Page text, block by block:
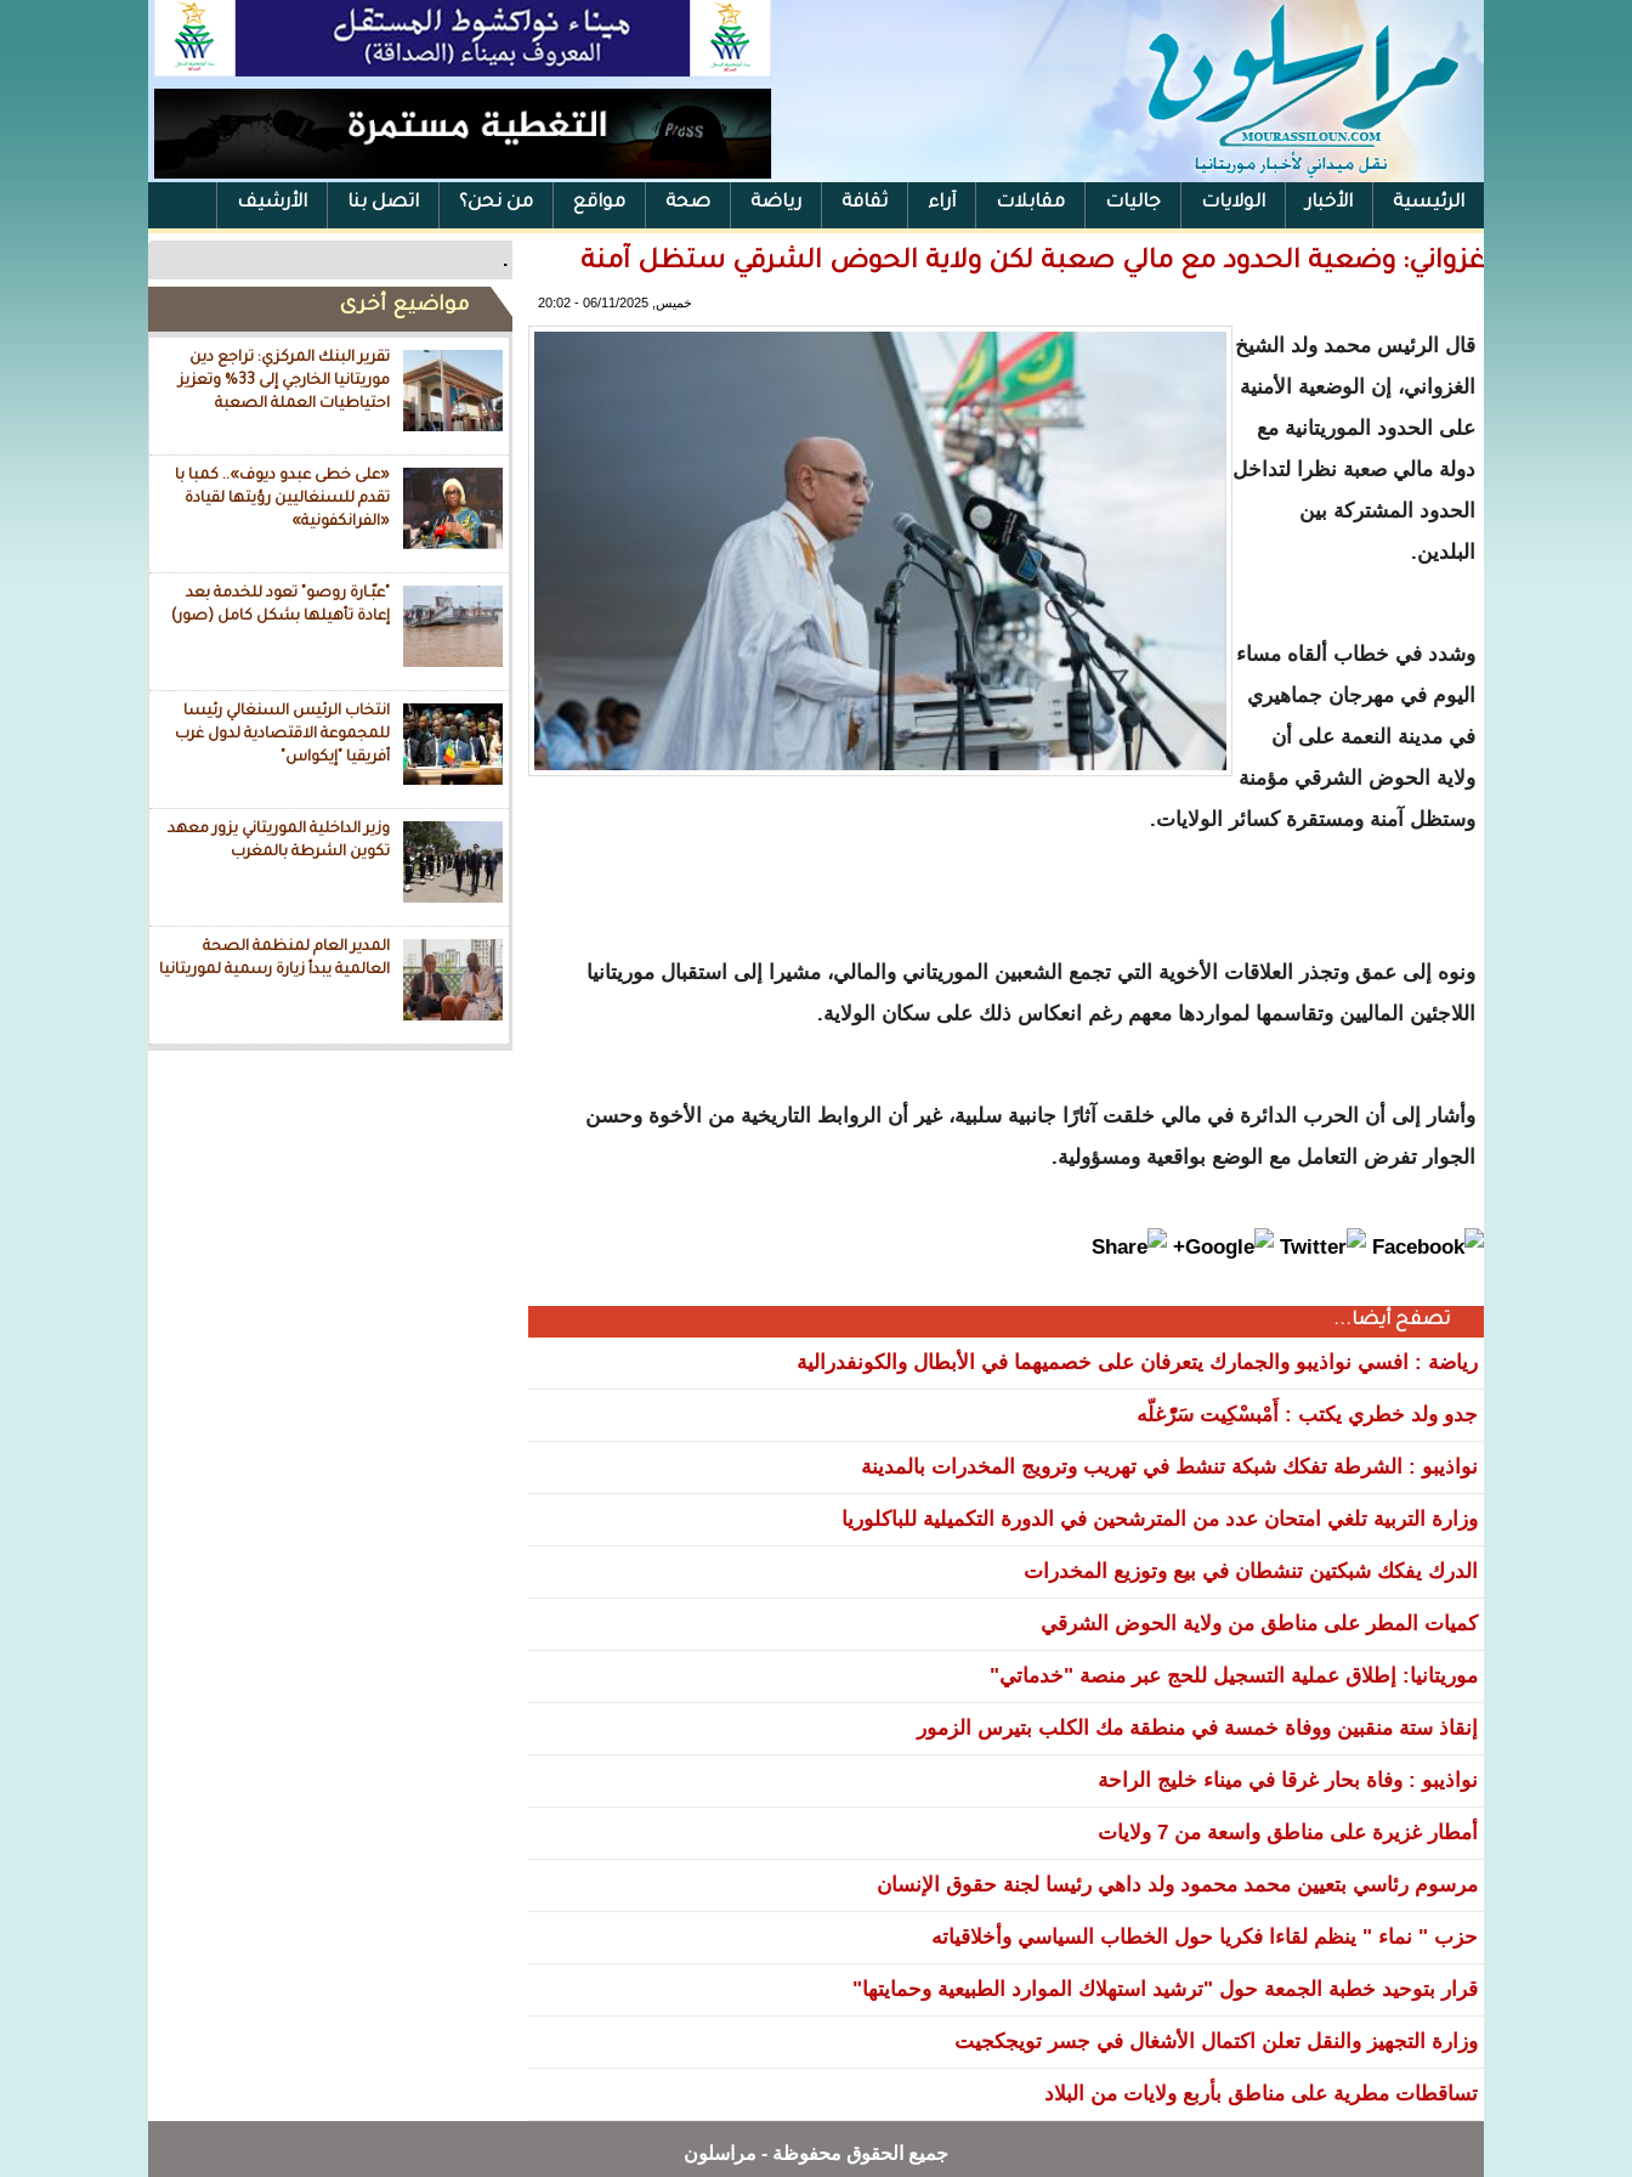
الرئيسية الأخبار الولايات جاليات مقابلات آراء ثقافة رياضة صحة مواقع من نحن؟ اتصل بنا الأرشيف
الفيس بوك .
مواضيع أخرى
تقرير البنك المركزي: تراجع دين
موريتانيا الخارجي إلى 33% وتعزيز
احتياطيات العملة الصعبة
«على خطى عبدو ديوف».. كمبا با
تقدم للسنغاليين رؤيتها لقيادة
«الفرانكفونية»
"عبّـارة روصو" تعود للخدمة بعد
إعادة تأهيلها بشكل كامل (صور)
انتخاب الرئيس السنغالي رئيسا
للمجموعة الاقتصادية لدول غرب
أفريقيا "إيكواس"
وزير الداخلية الموريتاني يزور معهد
تكوين الشرطة بالمغرب
المدير العام لمنظمة الصحة
العالمية يبدأ زيارة رسمية لموريتانيا
غزواني: وضعية الحدود مع مالي صعبة لكن ولاية الحوض الشرقي ستظل آمنة
خميس, 06/11/2025 - 20:02
قال الرئيس محمد ولد الشيخ
الغزواني، إن الوضعية الأمنية
على الحدود الموريتانية مع
دولة مالي صعبة نظرا لتداخل
الحدود المشتركة بين
البلدين.
وشدد في خطاب ألقاه مساء
اليوم في مهرجان جماهيري
في مدينة النعمة على أن
ولاية الحوض الشرقي مؤمنة
وستظل آمنة ومستقرة كسائر الولايات.
ونوه إلى عمق وتجذر العلاقات الأخوية التي تجمع الشعبين الموريتاني والمالي، مشيرا إلى استقبال موريتانيا
اللاجئين الماليين وتقاسمها لمواردها معهم رغم انعكاس ذلك على سكان الولاية.
وأشار إلى أن الحرب الدائرة في مالي خلقت آثارًا جانبية سلبية، غير أن الروابط التاريخية من الأخوة وحسن
الجوار تفرض التعامل مع الوضع بواقعية ومسؤولية.
تصفح أيضا...
رياضة : افسي نواذيبو والجمارك يتعرفان على خصميهما في الأبطال والكونفدرالية
جدو ولد خطري يكتب : أَمْبسْكِيت سَرّْغلّه
نواذيبو : الشرطة تفكك شبكة تنشط في تهريب وترويج المخدرات بالمدينة
وزارة التربية تلغي امتحان عدد من المترشحين في الدورة التكميلية للباكلوريا
الدرك يفكك شبكتين تنشطان في بيع وتوزيع المخدرات
كميات المطر على مناطق من ولاية الحوض الشرقي
موريتانيا: إطلاق عملية التسجيل للحج عبر منصة "خدماتي"
إنقاذ ستة منقبين ووفاة خمسة في منطقة مك الكلب بتيرس الزمور
نواذيبو : وفاة بحار غرقا في ميناء خليج الراحة
أمطار غزيرة على مناطق واسعة من 7 ولايات
مرسوم رئاسي بتعيين محمد محمود ولد داهي رئيسا لجنة حقوق الإنسان
حزب " نماء " ينظم لقاءا فكريا حول الخطاب السياسي وأخلاقياته
قرار بتوحيد خطبة الجمعة حول "ترشيد استهلاك الموارد الطبيعية وحمايتها"
وزارة التجهيز والنقل تعلن اكتمال الأشغال في جسر تويجكجيت
تساقطات مطرية على مناطق بأربع ولايات من البلاد
جميع الحقوق محفوظة - مراسلون